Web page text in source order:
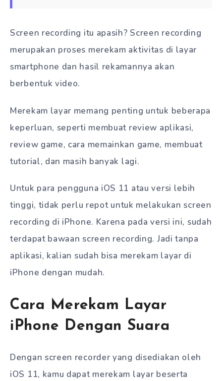
Screen recording itu apasih? Screen recording
merupakan proses merekam aktivitas di layar
smartphone dan hasil rekamannya akan
berbentuk video.
Merekam layar memang penting untuk beberapa
keperluan, seperti membuat review aplikasi,
review game, cara memainkan game, membuat
tutorial, dan masih banyak lagi.
Untuk para pengguna iOS 11 atau versi lebih
tinggi, tidak perlu repot untuk melakukan screen
recording di iPhone. Karena pada versi ini, sudah
terdapat bawaan screen recording. Jadi tanpa
aplikasi, kalian sudah bisa merekam layar di
iPhone dengan mudah.
Cara Merekam Layar
iPhone Dengan Suara
Dengan screen recorder yang disediakan oleh
iOS 11, kamu dapat merekam layar beserta